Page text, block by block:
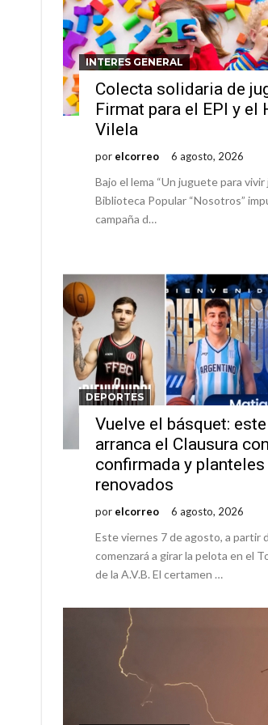
INTERES GENERAL
Colecta solidaria de
Firmat para el EPI y el
Vilela
por elcorreo 6 agosto, 2026
Bajo el lema “Un juguete para vivir
Biblioteca Popular “Nosotros”
campaña d…
DEPORTES
Vuelve el básquet:
arranca el Clausura
confirmada y planteles
renovados
por elcorreo 6 agosto, 2026
Este viernes 7 de agosto, a partir
comenzará a girar la pelota en el
de la A.V.B. El certamen …